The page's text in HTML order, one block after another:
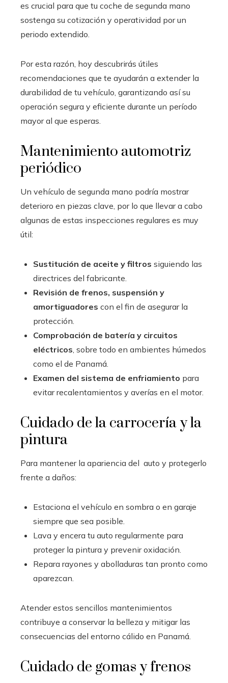
es crucial para que tu coche de segunda mano
sostenga su cotización y operatividad por un
periodo extendido.
Por esta razón, hoy descubrirás útiles
recomendaciones que te ayudarán a extender la
durabilidad de tu vehículo, garantizando así su
operación segura y eficiente durante un período
mayor al que esperas.
Mantenimiento automotriz
periódico
Un vehículo de segunda mano podría mostrar
deterioro en piezas clave, por lo que llevar a cabo
algunas de estas inspecciones regulares es muy
útil:
Sustitución de aceite y filtros siguiendo las
directrices del fabricante.
Revisión de frenos, suspensión y
amortiguadores con el fin de asegurar la
protección.
Comprobación de batería y circuitos
eléctricos, sobre todo en ambientes húmedos
como el de Panamá.
Examen del sistema de enfriamiento para
evitar recalentamientos y averías en el motor.
Cuidado de la carrocería y la
pintura
Para mantener la apariencia del auto y protegerlo
frente a daños:
Estaciona el vehículo en sombra o en garaje
siempre que sea posible.
Lava y encera tu auto regularmente para
proteger la pintura y prevenir oxidación.
Repara rayones y abolladuras tan pronto como
aparezcan.
Atender estos sencillos mantenimientos
contribuye a conservar la belleza y mitigar las
consecuencias del entorno cálido en Panamá.
Cuidado de gomas y frenos